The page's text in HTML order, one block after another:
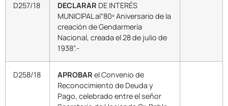
D257/18 DECLARAR DE INTERÉS
MUNICIPAL al“80º Aniversario de la
creación de Gendarmería
Nacional, creada el 28 de julio de
1938”.-
D258/18 APROBAR el Convenio de
Reconocimiento de Deuda y
Pago, celebrado entre el señor